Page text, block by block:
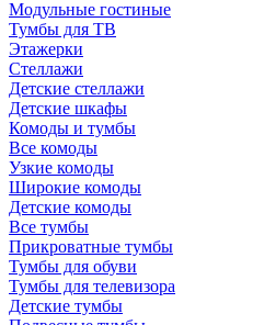
Модульные гостиные
Тумбы для ТВ
Этажерки
Стеллажи
Детские стеллажи
Детские шкафы
Комоды и тумбы
Все комоды
Узкие комоды
Широкие комоды
Детские комоды
Все тумбы
Прикроватные тумбы
Тумбы для обуви
Тумбы для телевизора
Детские тумбы